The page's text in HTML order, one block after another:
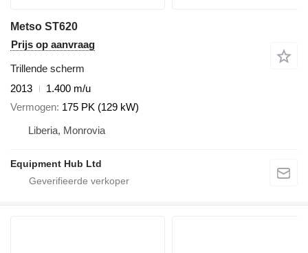
Metso ST620
Prijs op aanvraag
Trillende scherm
2013
1.400 m/u
Vermogen 175 PK (129 kW)
Liberia, Monrovia
Equipment Hub Ltd